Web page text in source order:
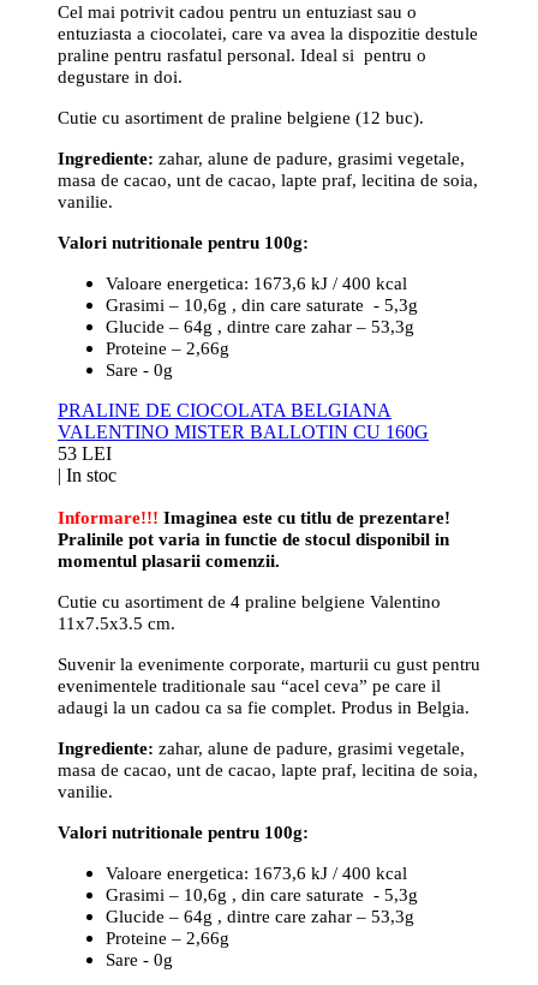
Cel mai potrivit cadou pentru un entuziast sau o
entuziasta a ciocolatei, care va avea la dispozitie destule
praline pentru rasfatul personal. Ideal si pentru o
degustare in doi.
Cutie cu asortiment de praline belgiene (12 buc).
Ingrediente: zahar, alune de padure, grasimi vegetale,
masa de cacao, unt de cacao, lapte praf, lecitina de soia,
vanilie.
Valori nutritionale pentru 100g:
Valoare energetica: 1673,6 kJ / 400 kcal
Grasimi – 10,6g , din care saturate - 5,3g
Glucide – 64g , dintre care zahar – 53,3g
Proteine – 2,66g
Sare - 0g
PRALINE DE CIOCOLATA BELGIANA
VALENTINO MISTER BALLOTIN CU 160G
53 LEI
| In stoc
Informare!!! Imaginea este cu titlu de prezentare!
Pralinile pot varia in functie de stocul disponibil in
momentul plasarii comenzii.
Cutie cu asortiment de 4 praline belgiene Valentino
11x7.5x3.5 cm.
Suvenir la evenimente corporate, marturii cu gust pentru
evenimentele traditionale sau “acel ceva” pe care il
adaugi la un cadou ca sa fie complet. Produs in Belgia.
Ingrediente: zahar, alune de padure, grasimi vegetale,
masa de cacao, unt de cacao, lapte praf, lecitina de soia,
vanilie.
Valori nutritionale pentru 100g:
Valoare energetica: 1673,6 kJ / 400 kcal
Grasimi – 10,6g , din care saturate - 5,3g
Glucide – 64g , dintre care zahar – 53,3g
Proteine – 2,66g
Sare - 0g